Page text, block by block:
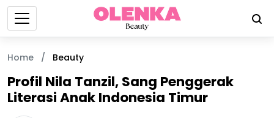
Home / Beauty
Profil Nila Tanzil, Sang Penggerak
Literasi Anak Indonesia Timur